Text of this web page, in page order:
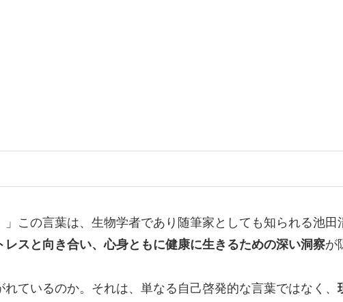
この言葉は、生物学者であり随筆家としても知られる池田
レスと向き合い、心身ともに健康に生きるための深い洞察が
ているのか。それは、単なる自己啓発的な言葉ではなく、